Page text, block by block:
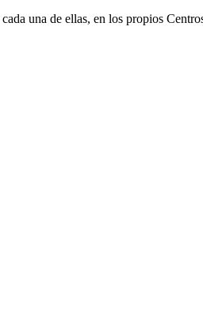
una de ellas, en los propios